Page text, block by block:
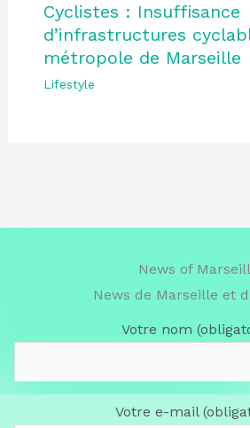
Cyclistes : Insuffisance
d’infrastructures
métropole de Marseille
Lifestyle
News of
News de Marseille et
Votre nom
Votre e-mail